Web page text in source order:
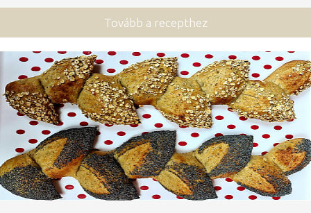
Tovább a recepthez